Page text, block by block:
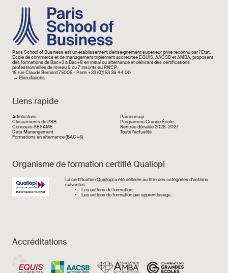
Image
Paris School of Business est un établissement d’enseignement supérieur privé reconnu par l’État.
École de commerce et de management triplement accréditée EQUIS, AACSB et AMBA, proposant
des formations de Bac+3 à Bac+8 en initial ou alternance et délivrant des certifications
professionnelles de niveau 6 ou 7 inscrits au RNCP.
16 rue Claude Bernard 75005 - Paris +33 (0)1 53 36 44 00
→ Plan d'accès
Liens rapide
Liens rapide
Admissions
Classements de PSB
Concours SESAME
Data Manangement
Formations en alternance (BAC+5)
Parcoursup
Programme Grande École
Rentrée décalée 2026-2027
Toute l'actualité
Organisme de formation certifié Qualiopi
Image La certificationQualiopia été délivrée au titre des catégories d’actions
suivantes :
Les actions de formation,
Les actions de formation par apprentissage.
Accréditations